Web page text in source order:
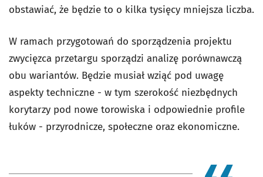
obstawiać, że będzie to o kilka tysięcy mniejsza liczba.
W ramach przygotowań do sporządzenia projektu
zwycięzca przetargu sporządzi analizę porównawczą
obu wariantów. Będzie musiał wziąć pod uwagę
aspekty techniczne - w tym szerokość niezbędnych
korytarzy pod nowe torowiska i odpowiednie profile
łuków - przyrodnicze, społeczne oraz ekonomiczne.